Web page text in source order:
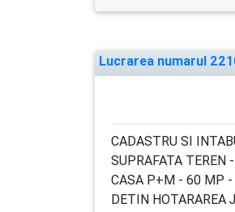
Lucrarea numarul
CADASTRU SI
SUPRAFATA TEREN
CASA P+M - 60 MP -
DETIN HOTARAREA